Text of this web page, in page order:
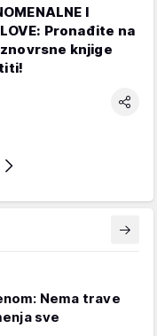
I
Pronađite na
knjige
Nema trave
sve